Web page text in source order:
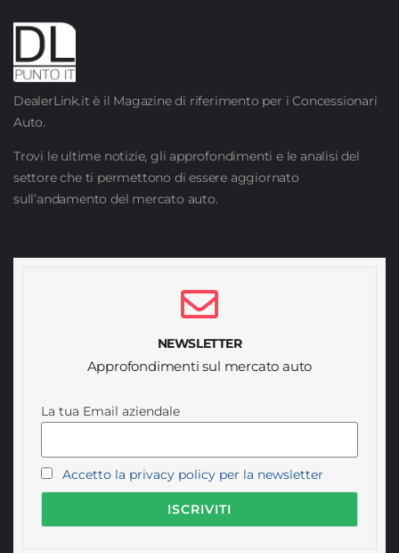
DealerLink.it è il Magazine di riferimento per i Concessionari
Auto.
Trovi le ultime notizie, gli approfondimenti e le analisi del
settore che ti permettono di essere aggiornato
sull’andamento del mercato auto.
NEWSLETTER
Approfondimenti sul mercato auto
La tua Email aziendale
Accetto la privacy policy per la newsletter